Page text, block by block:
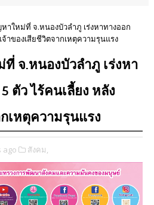
าใหม่ที่ จ.หนองบัวลำภู เร่งหาทางออก
าของเสียชีวิตจากเหตุความรุนแรง
จ.หนองบัวลำภู เร่งหา
ตัว ไร้คนเลี้ยง หลัง
เหตุความรุนแรง
ago สังคม,